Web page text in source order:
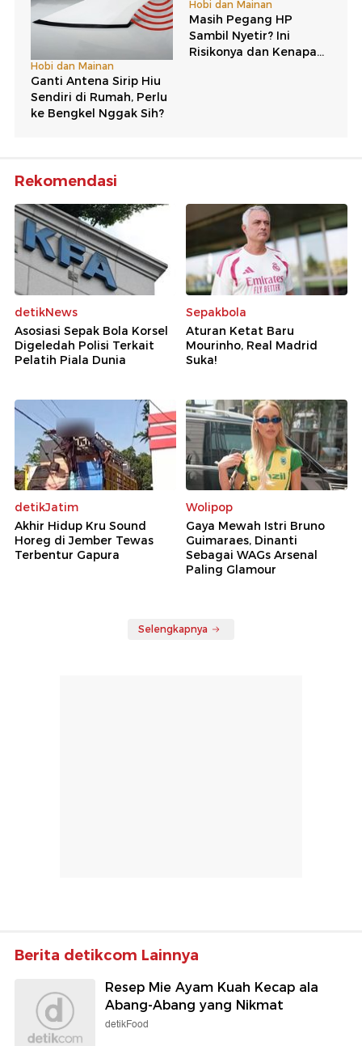
Rekomendasi
detikNews
Asosiasi Sepak Bola Korsel
Digeledah Polisi Terkait
Pelatih Piala Dunia
Sepakbola
Aturan Ketat Baru
Mourinho, Real Madrid
Suka!
detikJatim
Akhir Hidup Kru Sound
Horeg di Jember Tewas
Terbentur Gapura
Wolipop
Gaya Mewah Istri Bruno
Guimaraes, Dinanti
Sebagai WAGs Arsenal
Paling Glamour
Selengkapnya
Berita detikcom Lainnya
Resep Mie Ayam Kuah Kecap ala
Abang-Abang yang Nikmat
detikFood